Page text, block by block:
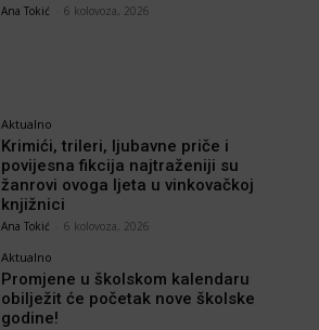
Ana Tokić 6 kolovoza, 2026
Aktualno
Krimići, trileri, ljubavne priče i
povijesna fikcija najtraženiji su
žanrovi ovoga ljeta u vinkovačkoj
knjižnici
Ana Tokić 6 kolovoza, 2026
Aktualno
Promjene u školskom kalendaru
obilježit će početak nove školske
godine!